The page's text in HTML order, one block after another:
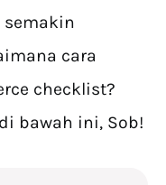
cara
checklist?
bawah ini, Sob!